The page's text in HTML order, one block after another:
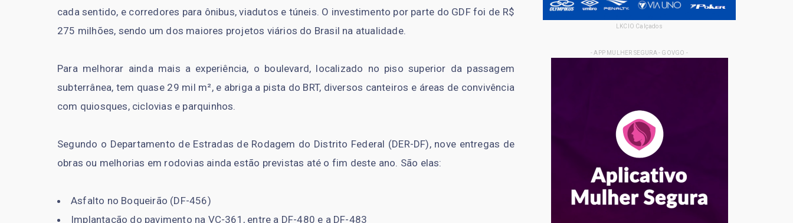
cada sentido, e corredores para ônibus, viadutos e túneis. O investimento por parte do GDF foi de R$
275 milhões, sendo um dos maiores projetos viários do Brasil na atualidade.
Para melhorar ainda mais a experiência, o boulevard, localizado no piso superior da passagem
subterrânea, tem quase 29 mil m², e abriga a pista do BRT, diversos canteiros e áreas de convivência
com quiosques, ciclovias e parquinhos.
Segundo o Departamento de Estradas de Rodagem do Distrito Federal (DER-DF), nove entregas de
obras ou melhorias em rodovias ainda estão previstas até o fim deste ano. São elas:
Asfalto no Boqueirão (DF-456)
Implantação do pavimento na VC-361, entre a DF-480 e a DF-483
LKCIO Calçados
- APP MULHER SEGURA - GOVGO -